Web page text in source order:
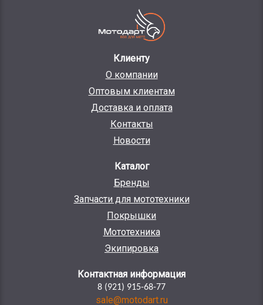
Клиенту
О компании
Оптовым клиентам
Доставка и оплата
Контакты
Новости
Каталог
Бренды
Запчасти для мототехники
Покрышки
Мототехника
Экипировка
Контактная информация
8 (921) 915-68-77
sale@motodart.ru